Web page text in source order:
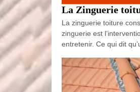
La Zinguerie
La zinguerie toiture
zinguerie est
entretenir. Ce qui dit